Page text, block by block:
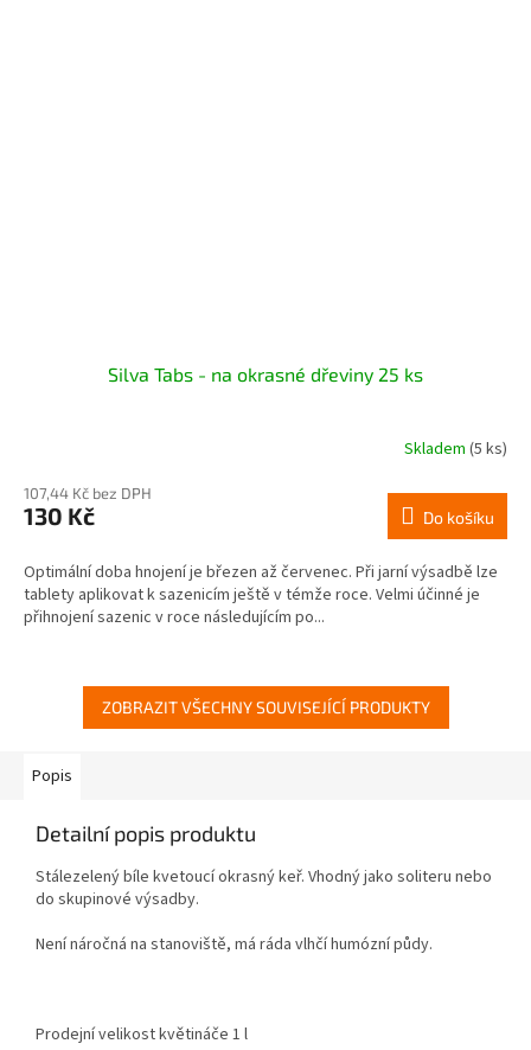
Silva Tabs - na okrasné dřeviny 25 ks
Skladem (5 ks)
107,44 Kč bez DPH
130 Kč Do košíku
Optimální doba hnojení je březen až červenec. Při jarní výsadbě lze
tablety aplikovat k sazenicím ještě v témže roce. Velmi účinné je
přihnojení sazenic v roce následujícím po...
ZOBRAZIT VŠECHNY SOUVISEJÍCÍ PRODUKTY
Popis
Detailní popis produktu
Stálezelený bíle kvetoucí okrasný keř. Vhodný jako soliteru nebo
do skupinové výsadby.
Není náročná na stanoviště, má ráda vlhčí humózní půdy.
Prodejní velikost květináče 1 l